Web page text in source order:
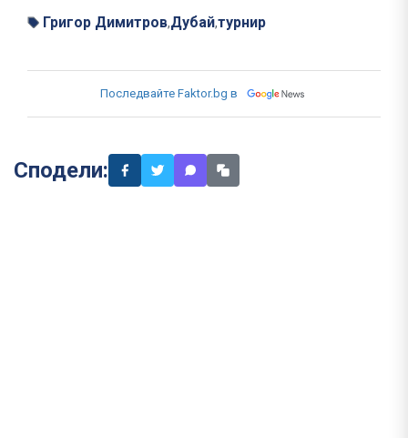
Григор Димитров,Дубай,турнир
Последвайте Faktor.bg в
Сподели: